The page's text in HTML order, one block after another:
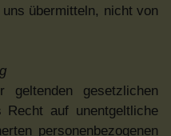
übermitteln, nicht von
gesetzlichen
Recht auf unentgeltliche
personenbezogenen